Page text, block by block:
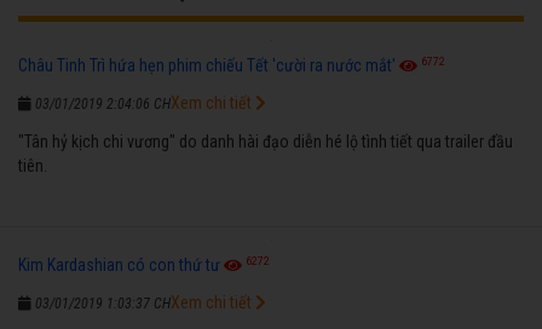
Châu Tinh Trì hứa hẹn phim chiếu Tết 'cười ra nước mắt' 6772
03/01/2019 2:04:06 CH
"Tân hỷ kịch chi vương" do danh hài đạo diễn hé lộ tình tiết qua trailer đầu
tiên.
Xem chi tiết
Kim Kardashian có con thứ tư 6272
03/01/2019 1:03:37 CHXem chi tiết